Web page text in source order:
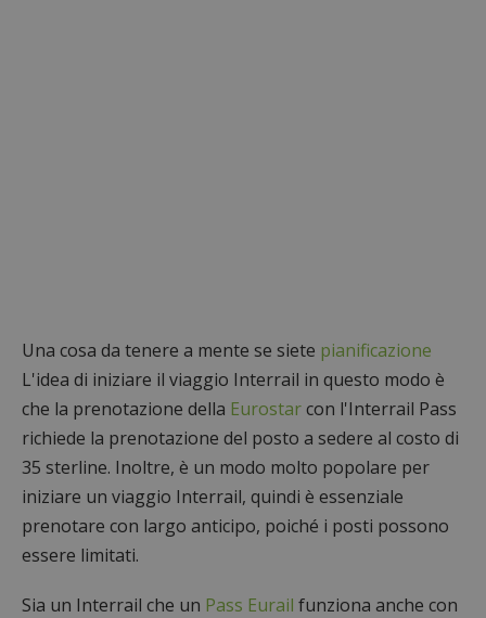
Una cosa da tenere a mente se siete pianificazione
L'idea di iniziare il viaggio Interrail in questo modo è
che la prenotazione della Eurostarcon l'Interrail Pass
richiede la prenotazione del posto a sedere al costo di
35 sterline. Inoltre, è un modo molto popolare per
iniziare un viaggio Interrail, quindi è essenziale
prenotare con largo anticipo, poiché i posti possono
essere limitati.
Sia un Interrail che un Pass Eurail funziona anche con